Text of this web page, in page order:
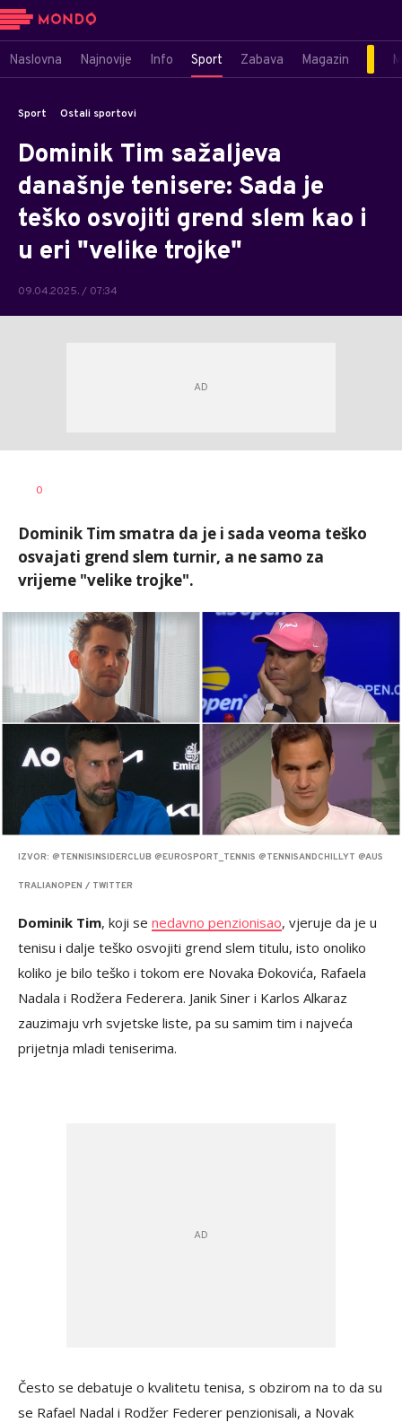
Naslovna Najnovije Info Sport Zabava Magazin
Sport Ostali sportovi
Dominik Tim sažaljeva
današnje tenisere: Sada je
teško osvojiti grend slem kao i
u eri "velike trojke"
09.04.2025. / 07:34
AUTOR
0
Dominik Tim smatra da je i sada veoma teško
osvajati grend slem turnir, a ne samo za
vrijeme "velike trojke".
IZVOR: @TENNISINSIDERCLUB @EUROSPORT_TENNIS @TENNISANDCHILLYT @AUS
TRALIANOPEN / TWITTER
Dominik Tim, koji se nedavno penzionisao, vjeruje da je u
tenisu i dalje teško osvojiti grend slem titulu, isto onoliko
koliko je bilo teško i tokom ere Novaka Đokovića, Rafaela
Nadala i Rodžera Federera. Janik Siner i Karlos Alkaraz
zauzimaju vrh svjetske liste, pa su samim tim i najveća
prijetnja mladi teniserima.
Često se debatuje o kvalitetu tenisa, s obzirom na to da su
se Rafael Nadal i Rodžer Federer penzionisali, a Novak